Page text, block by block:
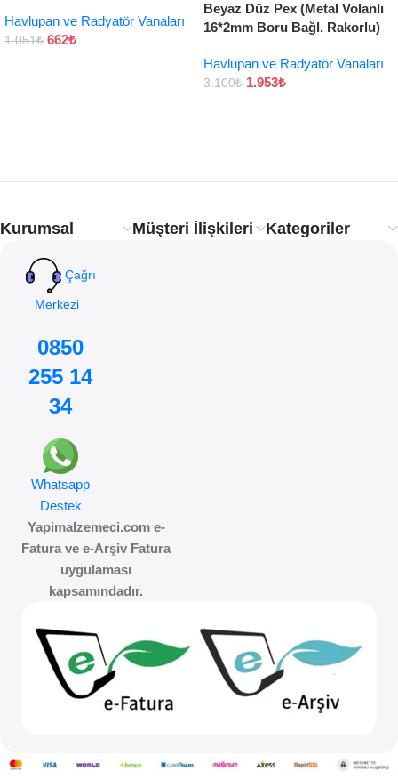
Havlupan ve Radyatör Vanaları
1.051₺ 662₺
Beyaz Düz Pex (Metal Volanlı
16*2mm Boru Bağl. Rakorlu)
Havlupan ve Radyatör Vanaları
3.100₺ 1.953₺
Kurumsal Müşteri İlişkileri Kategoriler
Çağrı
Merkezi
0850
255 14
34
Whatsapp
Destek
Yapimalzemeci.com e-
Fatura ve e-Arşiv Fatura
uygulaması
kapsamındadır.